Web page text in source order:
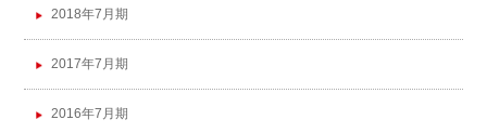
2018年7月期
2017年7月期
2016年7月期